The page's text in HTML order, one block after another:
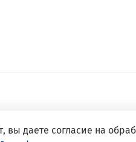
вы даете согласие на